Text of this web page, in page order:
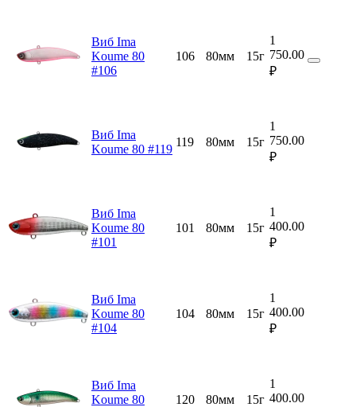
Виб Ima
Koume 80
#106
106 80мм 15г
1
750.00
₽
Виб Ima
Koume 80 #119
119 80мм 15г
1
750.00
₽
Виб Ima
Koume 80
#101
101 80мм 15г
1
400.00
₽
Виб Ima
Koume 80
#104
104 80мм 15г
1
400.00
₽
Виб Ima
Koume 80
120 80мм 15г
1
400.00